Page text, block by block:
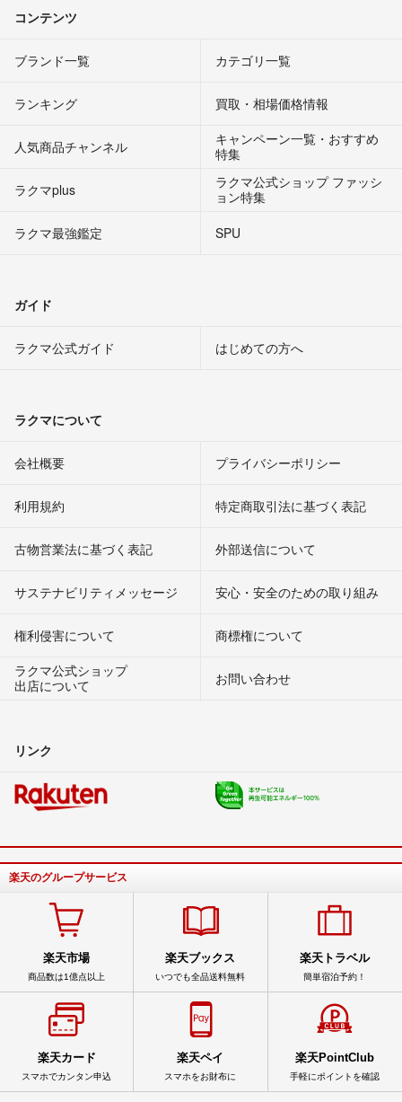
コンテンツ
ブランド一覧 カテゴリ一覧
ランキング 買取・相場価格情報
人気商品チャンネル
キャンペーン一覧・おすすめ
特集
ラクマplus
ラクマ公式ショップ ファッシ
ョン特集
ラクマ最強鑑定
SPU
ガイド
ラクマ公式ガイド はじめての方へ
ラクマについて
会社概要 プライバシーポリシー
利用規約 特定商取引法に基づく表記
古物営業法に基づく表記 外部送信について
サステナビリティメッセージ 安心・安全のための取り組み
権利侵害について
商標権について
ラクマ公式ショップ
出店について
お問い合わせ
リンク
楽天のグループサービス
楽天市場
商品数は1億点以上
楽天ブックス
いつでも全品送料無料
楽天トラベル
簡単宿泊予約！
楽天カード
スマホでカンタン申込
楽天ペイ
スマホをお財布に
楽天PointClub
手軽にポイントを確認